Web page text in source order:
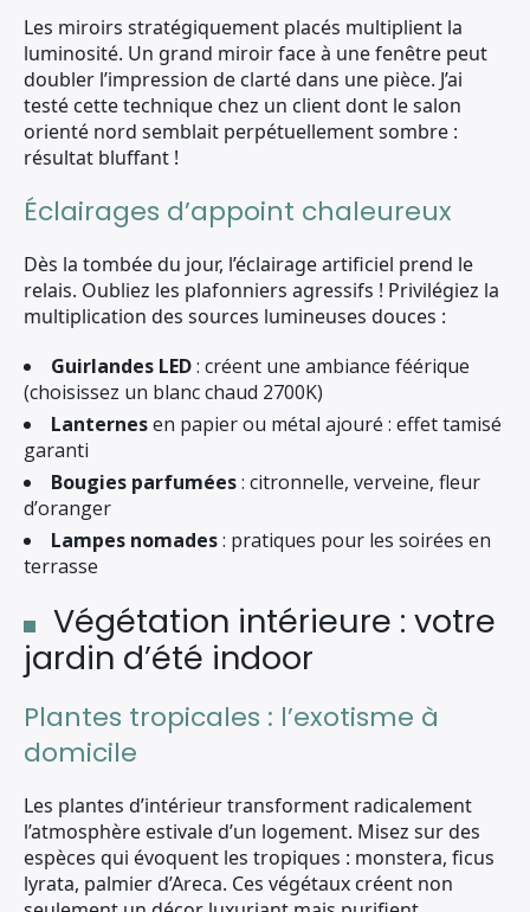
Les miroirs stratégiquement placés multiplient la
luminosité. Un grand miroir face à une fenêtre peut
doubler l’impression de clarté dans une pièce. J’ai
testé cette technique chez un client dont le salon
orienté nord semblait perpétuellement sombre :
résultat bluffant !
Éclairages d’appoint chaleureux
Dès la tombée du jour, l’éclairage artificiel prend le
relais. Oubliez les plafonniers agressifs ! Privilégiez la
multiplication des sources lumineuses douces :
Guirlandes LED: créent une ambiance féérique
(choisissez un blanc chaud 2700K)
Lanternesen papier ou métal ajouré : effet tamisé
garanti
Bougies parfumées: citronnelle, verveine, fleur
d’oranger
Lampes nomades: pratiques pour les soirées en
terrasse
Végétation intérieure : votre
jardin d’été indoor
Plantes tropicales : l’exotisme à
domicile
Les plantes d’intérieur transforment radicalement
l’atmosphère estivale d’un logement. Misez sur des
espèces qui évoquent les tropiques : monstera, ficus
lyrata, palmier d’Areca. Ces végétaux créent non